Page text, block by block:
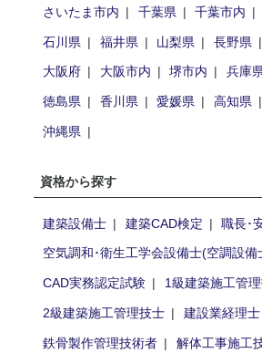
さいたま市内
千葉県
千葉市内
石川県
福井県 山梨県
長野県
大阪府
大阪市内 堺市内
兵庫
徳島県
香川県 愛媛県
高知県
沖縄県
資格から探す
建築設備士 建築CAD検定
職長･
空気調和･衛生工学会設備士(空調設備
CAD実務認定試験
1級建築施工管
2級建築施工管理技士
建設業経理士
鉄骨製作管理技術者
解体工事施工